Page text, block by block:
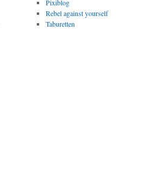
Pixiblog
Rebel against yourself
Taburetten